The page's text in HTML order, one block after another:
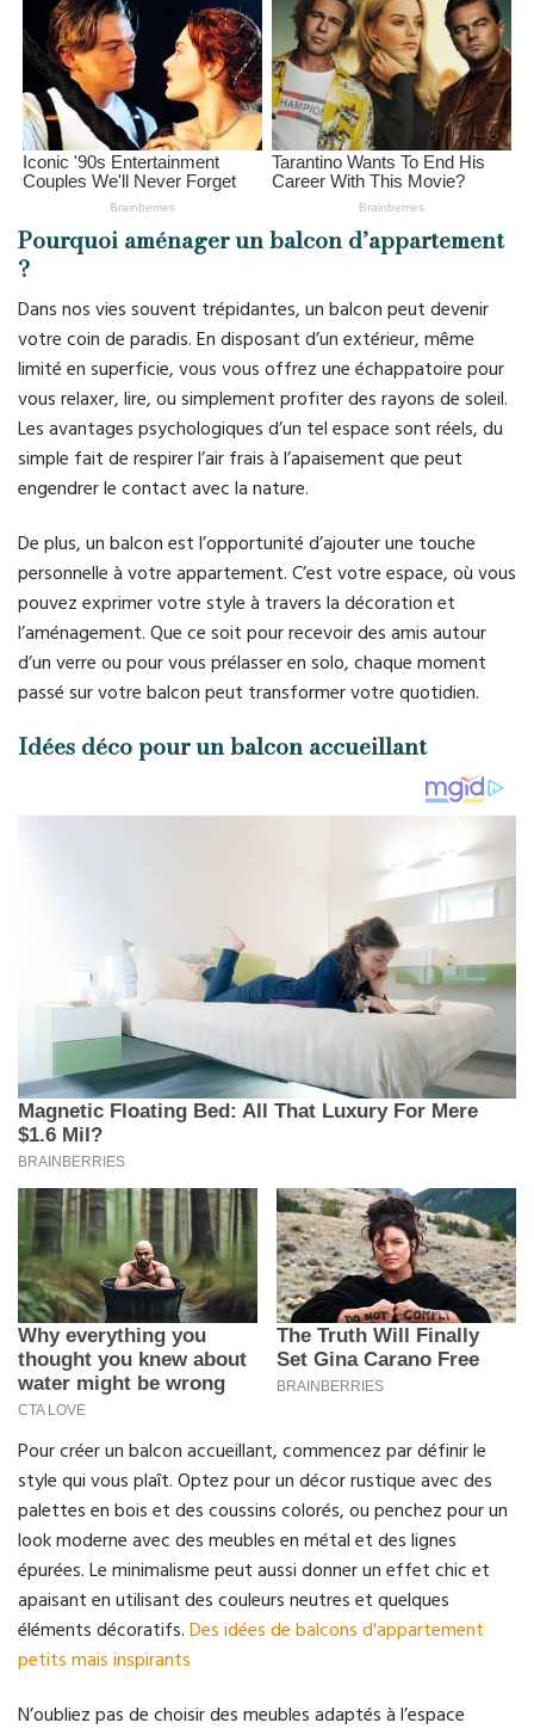
Pourquoi aménager un balcon d’appartement
?
Dans nos vies souvent trépidantes, un balcon peut devenir
votre coin de paradis. En disposant d’un extérieur, même
limité en superficie, vous vous offrez une échappatoire pour
vous relaxer, lire, ou simplement profiter des rayons de soleil.
Les avantages psychologiques d’un tel espace sont réels, du
simple fait de respirer l’air frais à l’apaisement que peut
engendrer le contact avec la nature.
De plus, un balcon est l’opportunité d’ajouter une touche
personnelle à votre appartement. C’est votre espace, où vous
pouvez exprimer votre style à travers la décoration et
l’aménagement. Que ce soit pour recevoir des amis autour
d’un verre ou pour vous prélasser en solo, chaque moment
passé sur votre balcon peut transformer votre quotidien.
Idées déco pour un balcon accueillant
Pour créer un balcon accueillant, commencez par définir le
style qui vous plaît. Optez pour un décor rustique avec des
palettes en bois et des coussins colorés, ou penchez pour un
look moderne avec des meubles en métal et des lignes
épurées. Le minimalisme peut aussi donner un effet chic et
apaisant en utilisant des couleurs neutres et quelques
éléments décoratifs. Des idées de balcons d'appartement
petits mais inspirants
N’oubliez pas de choisir des meubles adaptés à l’espace